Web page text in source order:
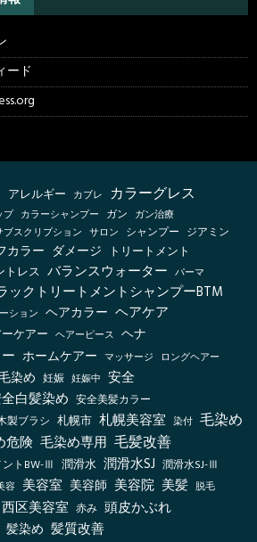
ード
アレルギー カブレ カラーグレス
プ カラーシャンプー ガン ガン治療
ブスクリプション サロン シャンプー ジアミン
カラー ダメージ トリートメント
トレス バランスウォーター パーマ
ックトリートメントシャンプーBTM
ション ヘアカラー ヘアケア
ケアー ヘアーピース ヘナ
ホームケアー マッサージ ロングヘアー
染め 妊娠 妊娠中 安全
白髪染め 安全美髪カラー
製ブラシ 札幌市 札幌美容室 染付 毛染め
危険 毛染め専用 毛髪改善
トBW-Ⅲ 潤滑水 潤滑水SJ 潤滑水SJ-Ⅲ
容 美容室 美容師 美容院 美髪 脱毛
西区美容室 赤み 頭皮かぶれ
髪染め 髪質改善